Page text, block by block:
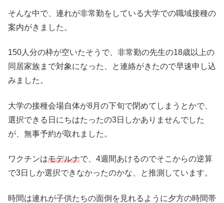
そんな中で、連れが非常勤をしている大学での職域接種の
案内がきました。
150人分の枠が空いたそうで、非常勤の先生の18歳以上の
同居家族まで対象になった、と連絡がきたので早速申し込
みました。
大学の接種会場自体が8月の下旬で閉めてしまうとかで、
選択できる日にちはたったの3日しかありませんでした
が、無事予約が取れました。
ワクチンはモデルナで、4週間あけるのでそこからの逆算
で3日しか選択できなかったのかな、と推測しています。
時間は連れが子供たちの面倒を見れるように夕方の時間帯